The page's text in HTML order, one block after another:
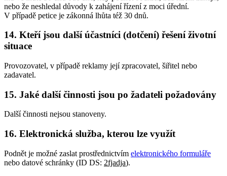
nebo že neshledal důvody k zahájení řízení z moci úřední.
V případě petice je zákonná lhůta též 30 dnů.
14. Kteří jsou další účastníci (dotčení) řešení životní
situace
Provozovatel, v případě reklamy její zpracovatel, šiřitel nebo
zadavatel.
15. Jaké další činnosti jsou po žadateli požadovány
Další činnosti nejsou stanoveny.
16. Elektronická služba, kterou lze využít
Podnět je možné zaslat prostřednictvím elektronického formuláře
nebo datové schránky (ID DS: 2fjadja).